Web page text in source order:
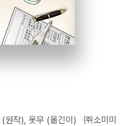
(원작), 옷무 (옮긴이) ㈜소미미